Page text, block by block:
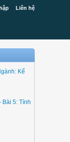
Liên hệ
Kế
Bài 5: Tính